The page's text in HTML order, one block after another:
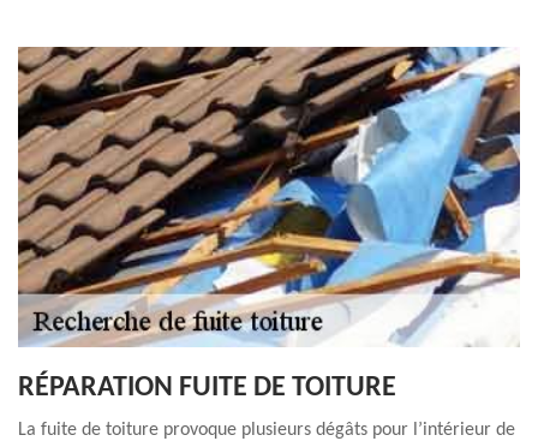
RÉPARATION FUITE DE TOITURE
La fuite de toiture provoque plusieurs dégâts pour l’intérieur de